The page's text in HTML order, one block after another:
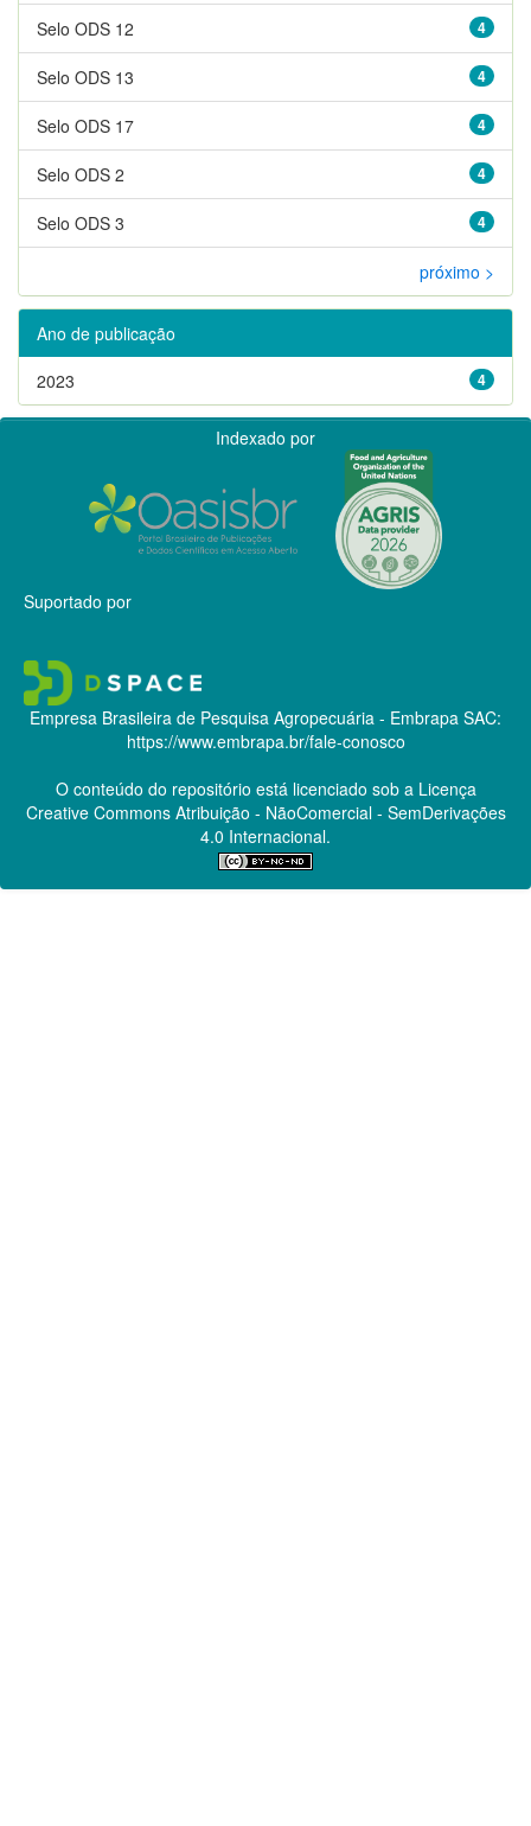
4
Selo ODS 12
4
Selo ODS 13
4
Selo ODS 17
4
Selo ODS 2
4
Selo ODS 3
próximo >
Ano de publicação
4
2023
Indexado por
Suportado por
Empresa Brasileira de Pesquisa Agropecuária - Embrapa SAC:
https://www.embrapa.br/fale-conosco
O conteúdo do repositório está licenciado sob a Licença
Creative CommonsAtribuição - NãoComercial - SemDerivações
4.0 Internacional.